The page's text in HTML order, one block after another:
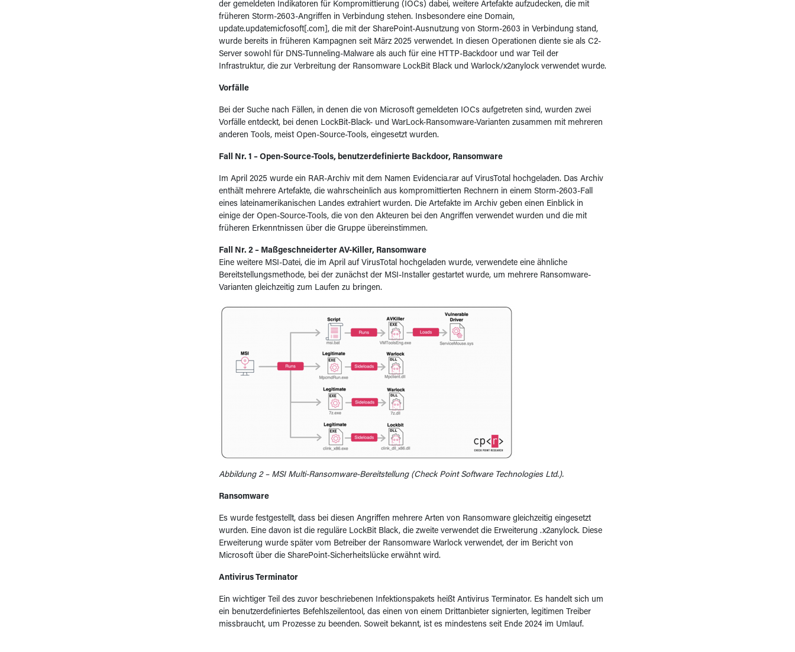
der gemeldeten Indikatoren für Kompromittierung (IOCs) dabei, weitere Artefakte aufzudecken, die mit
früheren Storm-2603-Angriffen in Verbindung stehen. Insbesondere eine Domain,
update.updatemicfosoft[.com], die mit der SharePoint-Ausnutzung von Storm-2603 in Verbindung stand,
wurde bereits in früheren Kampagnen seit März 2025 verwendet. In diesen Operationen diente sie als C2-
Server sowohl für DNS-Tunneling-Malware als auch für eine HTTP-Backdoor und war Teil der
Infrastruktur, die zur Verbreitung der Ransomware LockBit Black und Warlock/x2anylock verwendet wurde.
Vorfälle
Bei der Suche nach Fällen, in denen die von Microsoft gemeldeten IOCs aufgetreten sind, wurden zwei
Vorfälle entdeckt, bei denen LockBit-Black- und WarLock-Ransomware-Varianten zusammen mit mehreren
anderen Tools, meist Open-Source-Tools, eingesetzt wurden.
Fall Nr. 1 – Open-Source-Tools, benutzerdefinierte Backdoor, Ransomware
Im April 2025 wurde ein RAR-Archiv mit dem Namen Evidencia.rar auf VirusTotal hochgeladen. Das Archiv
enthält mehrere Artefakte, die wahrscheinlich aus kompromittierten Rechnern in einem Storm-2603-Fall
eines lateinamerikanischen Landes extrahiert wurden. Die Artefakte im Archiv geben einen Einblick in
einige der Open-Source-Tools, die von den Akteuren bei den Angriffen verwendet wurden und die mit
früheren Erkenntnissen über die Gruppe übereinstimmen.
Fall Nr. 2 – Maßgeschneiderter AV-Killer, Ransomware
Eine weitere MSI-Datei, die im April auf VirusTotal hochgeladen wurde, verwendete eine ähnliche
Bereitstellungsmethode, bei der zunächst der MSI-Installer gestartet wurde, um mehrere Ransomware-
Varianten gleichzeitig zum Laufen zu bringen.
Abbildung 2 – MSI Multi-Ransomware-Bereitstellung (Check Point Software Technologies Ltd.).
Ransomware
Es wurde festgestellt, dass bei diesen Angriffen mehrere Arten von Ransomware gleichzeitig eingesetzt
wurden. Eine davon ist die reguläre LockBit Black, die zweite verwendet die Erweiterung .x2anylock. Diese
Erweiterung wurde später vom Betreiber der Ransomware Warlock verwendet, der im Bericht von
Microsoft über die SharePoint-Sicherheitslücke erwähnt wird.
Antivirus Terminator
Ein wichtiger Teil des zuvor beschriebenen Infektionspakets heißt Antivirus Terminator. Es handelt sich um
ein benutzerdefiniertes Befehlszeilentool, das einen von einem Drittanbieter signierten, legitimen Treiber
missbraucht, um Prozesse zu beenden. Soweit bekannt, ist es mindestens seit Ende 2024 im Umlauf.